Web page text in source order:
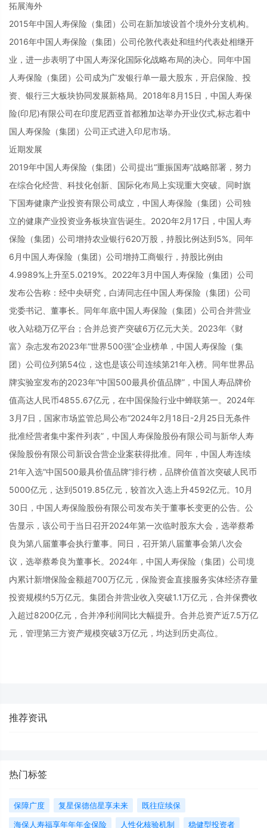
拓展海外
2015年中国人寿保险（集团）公司在新加坡设首个境外分支机构。
2016年中国人寿保险（集团）公司伦敦代表处和纽约代表处相继开
业，进一步表明了中国人寿深化国际化战略布局的决心。同年中国
人寿保险（集团）公司成为广发银行单一最大股东，开启保险、投
资、银行三大板块协同发展新格局。2018年8月15日，中国人寿保
险(印尼)有限公司在印度尼西亚首都雅加达举办开业仪式,标志着中
国人寿保险（集团）公司正式进入印尼市场。
近期发展
2019年中国人寿保险（集团）公司提出“重振国寿”战略部署，努力
在综合化经营、科技化创新、国际化布局上实现重大突破。同时旗
下国寿健康产业投资有限公司成立，中国人寿保险（集团）公司独
立的健康产业投资业务板块宣告诞生。2020年2月17日，中国人寿
保险（集团）公司增持农业银行620万股，持股比例达到5%。同年
6月中国人寿保险（集团）公司增持工商银行，持股比例由
4.9989%上升至5.0219%。2022年3月中国人寿保险（集团）公司
发布公告称：经中央研究，白涛同志任中国人寿保险（集团）公司
党委书记、董事长。同年年底中国人寿保险（集团）公司合并营业
收入站稳万亿平台；合并总资产突破6万亿元大关。2023年《财
富》杂志发布2023年“世界500强”企业榜单，中国人寿保险（集
团）公司位列第54位，这也是该公司连续第21年入榜。同年世界品
牌实验室发布的2023年“中国500最具价值品牌”，中国人寿品牌价
值高达人民币4855.67亿元，在中国保险行业中蝉联第一。2024年
3月7日，国家市场监管总局公布“2024年2月18日-2月25日无条件
批准经营者集中案件列表”，中国人寿保险股份有限公司与新华人寿
保险股份有限公司新设合营企业案获得批准。同年，中国人寿连续
21年入选“中国500最具价值品牌”排行榜，品牌价值首次突破人民币
5000亿元，达到5019.85亿元，较首次入选上升4592亿元。10月
30日，中国人寿保险股份有限公司发布关于董事长变更的公告。公
告显示，该公司于当日召开2024年第一次临时股东大会，选举蔡希
良为第八届董事会执行董事。同日，召开第八届董事会第八次会
议，选举蔡希良为董事长。2024年，中国人寿保险（集团）公司境
内累计新增保险金额超700万亿元，保险资金直接服务实体经济存量
投资规模约5万亿元。集团合并营业收入突破1.1万亿元，合并保费收
入超过8200亿元，合并净利润同比大幅提升。合并总资产近7.5万亿
元，管理第三方资产规模突破3万亿元，均达到历史高位。
推荐资讯
热门标签
保障广度 复星保德信星享未来
既往症续保
海保人寿福享年年年金保险
人性化核验机制 稳健型投资者